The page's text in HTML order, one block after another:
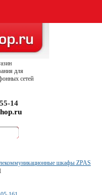
для
сетей
14
шкафы ZPAS